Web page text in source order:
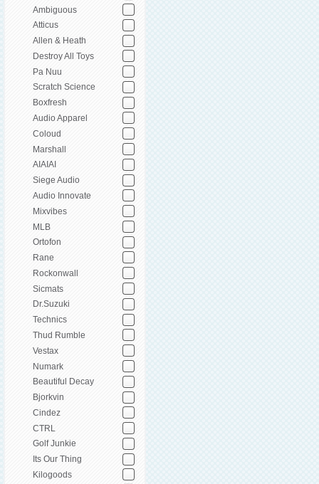
Ambiguous
Atticus
Allen & Heath
Destroy All Toys
Pa Nuu
Scratch Science
Boxfresh
Audio Apparel
Coloud
Marshall
AIAIAI
Siege Audio
Audio Innovate
Mixvibes
MLB
Ortofon
Rane
Rockonwall
Sicmats
Dr.Suzuki
Technics
Thud Rumble
Vestax
Numark
Beautiful Decay
Bjorkvin
Cindez
CTRL
Golf Junkie
Its Our Thing
Kilogoods